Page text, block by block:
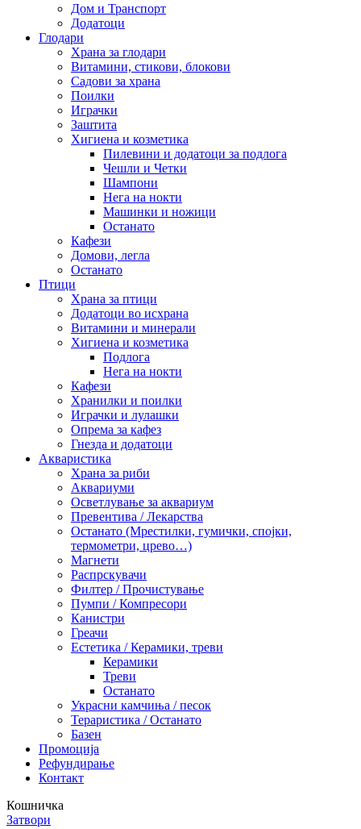
Дом и Транспорт
Додатоци
Глодари
Храна за глодари
Витамини, стикови, блокови
Садови за храна
Поилки
Играчки
Заштита
Хигиена и козметика
Пилевини и додатоци за подлога
Чешли и Четки
Шампони
Нега на нокти
Машинки и ножици
Останато
Кафези
Домови, легла
Останато
Птици
Храна за птици
Додатоци во исхрана
Витамини и минерали
Хигиена и козметика
Подлога
Нега на нокти
Кафези
Хранилки и поилки
Играчки и лулашки
Опрема за кафез
Гнезда и додатоци
Акваристика
Храна за риби
Аквариуми
Осветлување за аквариум
Превентива / Лекарства
Останато (Мрестилки, гумички, спојки,
термометри, црево…)
Магнети
Распрскувачи
Филтер / Прочистување
Пумпи / Компресори
Канистри
Греачи
Естетика / Керамики, треви
Керамики
Треви
Останато
Украсни камчиња / песок
Тераристика / Останато
Базен
Промоција
Рефундирање
Контакт
Кошничка
Затвори